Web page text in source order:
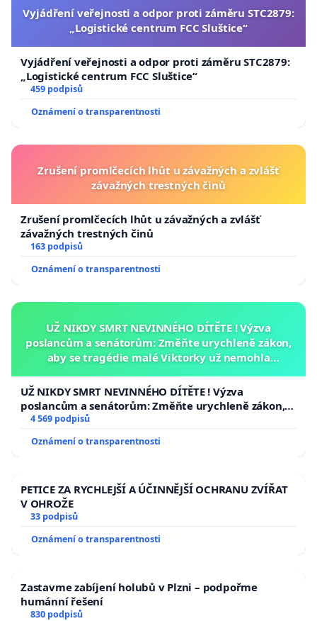
Vyjádření veřejnosti a odpor proti záměru STC2879:
„Logistické centrum FCC Sluštice“
Vyjádření veřejnosti a odpor proti záměru STC2879:
„Logistické centrum FCC Sluštice“
459 podpisů
Oznámení o transparentnosti
Zrušení promlčecích lhůt u závažných a zvlášť
závažných trestných činů
Zrušení promlčecích lhůt u závažných a zvlášť
závažných trestných činů
163 podpisů
Oznámení o transparentnosti
UŽ NIKDY SMRT NEVINNÉHO DÍTĚTE ! Výzva
poslancům a senátorům: Změňte urychleně zákon,
aby se tragédie malé Viktorky už nemohla
UŽ NIKDY SMRT NEVINNÉHO DÍTĚTE ! Výzva
poslancům a senátorům: Změňte urychleně zákon,
aby se tragédie malé Viktorky už nemohla opakovat!
4 569 podpisů
Oznámení o transparentnosti
PETICE ZA RYCHLEJŠÍ A ÚČINNĚJŠÍ OCHRANU ZVÍŘAT
V OHROŽE
33 podpisů
Oznámení o transparentnosti
Zastavme zabíjení holubů v Plzni – podpořme
humánní řešení
830 podpisů